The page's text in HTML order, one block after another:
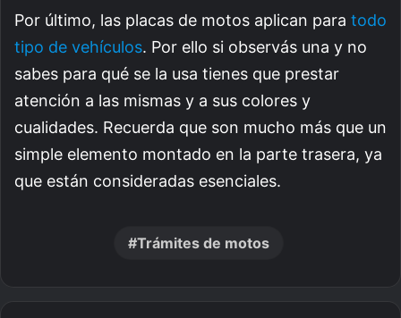
Por último, las placas de motos aplican para todo
tipo de vehículos. Por ello si observás una y no
sabes para qué se la usa tienes que prestar
atención a las mismas y a sus colores y
cualidades. Recuerda que son mucho más que un
simple elemento montado en la parte trasera, ya
que están consideradas esenciales.
Trámites de motos